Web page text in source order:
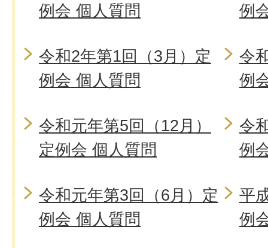
例会 個人質問
例
令和2年第1回（3月）定
例会 個人質問
令
例
令和元年第5回（12月）
定例会 個人質問
令
例
令和元年第3回（6月）定
例会 個人質問
平
例